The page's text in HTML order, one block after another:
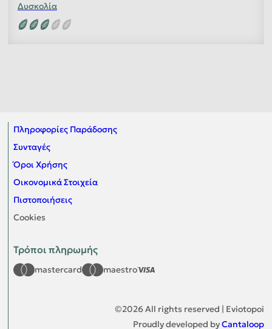
Δυσκολία
Πληροφορίες Παράδοσης
Συνταγές
Όροι Χρήσης
Οικονομικά Στοιχεία
Πιστοποιήσεις
Cookies
Τρόποι πληρωμής
mastercard maestro
©2026All rights reserved | Eviotopoi
Proudly developed byCantaloop